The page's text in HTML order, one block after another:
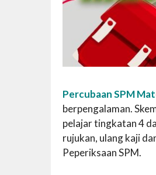
Percubaan SPM
berpengalaman.
pelajar tingkatan 4
rujukan, ulang kaji
Peperiksaan SPM.